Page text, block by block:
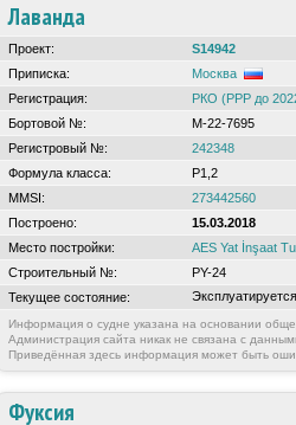
Лаванда
Проект:
S14942
Приписка:
Москва
Регистрация:
РКО (РРР до
Бортовой №:
М-22-7695
Регистровый №:
242348
Формула класса:
Р1,2
MMSI:
273442560
Построено:
15.03.2018
Место постройки:
AES Yat İnşaat
Строительный №:
PY-24
Текущее состояние:
Эксплуатируется
Информация о судне указана на основании
Администрация сайта никак не связана с
Приведённая здесь информация может быть
Фуксия